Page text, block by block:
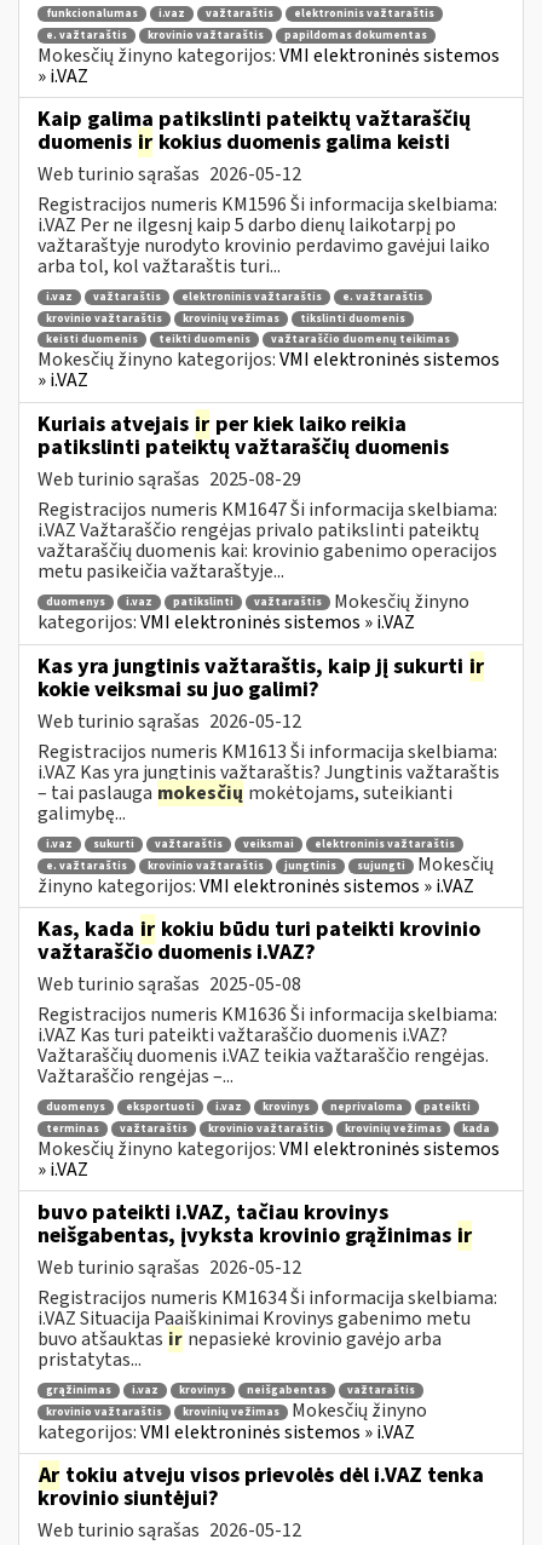
funkcionalumas i.vaz važtaraštis
elektroninis važtaraštis
e. važtaraštis
krovinio važtaraštis papildomas dokumentas
Mokesčių žinyno kategorijos:VMI elektroninės sistemos
» i.VAZ
Kaip galima patikslinti pateiktų važtaraščių
duomenis ir kokius duomenis galima keisti
Web turinio sąrašas 2026-05-12
Registracijos numeris KM1596 Ši informacija skelbiama:
i.VAZ Per ne ilgesnį kaip 5 darbo dienų laikotarpį po
važtaraštyje nurodyto krovinio perdavimo gavėjui laiko
arba tol, kol važtaraštis turi...
i.vaz važtaraštis elektroninis važtaraštis
e. važtaraštis
krovinio važtaraštis
krovinių vežimas
tikslinti duomenis
keisti duomenis
teikti duomenis važtaraščio duomenų teikimas
Mokesčių žinyno kategorijos:VMI elektroninės sistemos
» i.VAZ
Kuriais atvejais ir per kiek laiko reikia
patikslinti pateiktų važtaraščių duomenis
Web turinio sąrašas 2025-08-29
Registracijos numeris KM1647 Ši informacija skelbiama:
i.VAZ Važtaraščio rengėjas privalo patikslinti pateiktų
važtaraščių duomenis kai: krovinio gabenimo operacijos
metu pasikeičia važtaraštyje...
duomenys i.vaz patikslinti važtaraštis
Mokesčių žinyno
kategorijos:VMI elektroninės sistemos » i.VAZ
Kas yra jungtinis važtaraštis, kaip jį sukurti ir
kokie veiksmai su juo galimi?
Web turinio sąrašas 2026-05-12
Registracijos numeris KM1613 Ši informacija skelbiama:
i.VAZ Kas yra jungtinis važtaraštis? Jungtinis važtaraštis
– tai paslauga mokesčių mokėtojams, suteikianti
galimybę...
i.vaz sukurti važtaraštis veiksmai
elektroninis važtaraštis
e. važtaraštis
krovinio važtaraštis jungtinis sujungti
Mokesčių
žinyno kategorijos:VMI elektroninės sistemos » i.VAZ
Kas, kada ir kokiu būdu turi pateikti krovinio
važtaraščio duomenis i.VAZ?
Web turinio sąrašas 2025-05-08
Registracijos numeris KM1636 Ši informacija skelbiama:
i.VAZ Kas turi pateikti važtaraščio duomenis i.VAZ?
Važtaraščių duomenis i.VAZ teikia važtaraščio rengėjas.
Važtaraščio rengėjas –...
duomenys eksportuoti i.vaz krovinys neprivaloma
pateikti
terminas
važtaraštis krovinio važtaraštis krovinių vežimas kada
Mokesčių žinyno kategorijos:VMI elektroninės sistemos
» i.VAZ
buvo pateikti i.VAZ, tačiau krovinys
neišgabentas, įvyksta krovinio grąžinimas ir
Web turinio sąrašas 2026-05-12
Registracijos numeris KM1634 Ši informacija skelbiama:
i.VAZ Situacija Paaiškinimai Krovinys gabenimo metu
buvo atšauktas ir nepasiekė krovinio gavėjo arba
pristatytas...
grąžinimas i.vaz krovinys neišgabentas
važtaraštis
krovinio važtaraštis
krovinių vežimas
Mokesčių žinyno
kategorijos:VMI elektroninės sistemos » i.VAZ
Ar tokiu atveju visos prievolės dėl i.VAZ tenka
krovinio siuntėjui?
Web turinio sąrašas 2026-05-12